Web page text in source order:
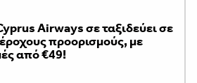
Airways σε ταξιδεύει σε
προορισμούς, με
από €49!